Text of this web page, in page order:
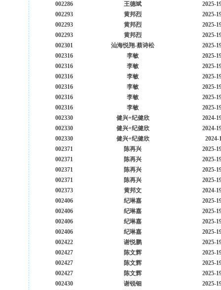
002286
王德斌
2025-
002293
黄邦烈
2025-
002293
黄邦烈
2025-
002293
黄邦烈
2025-
002301
汕海悦翔-蔡诗松
2025-
002316
李敏
2025-
002316
李敏
2025-
002316
李敏
2025-
002316
李敏
2025-
002316
李敏
2025-
002316
李敏
2025-
002330
健兴+纪健欣
2024-
002330
健兴+纪健欣
2024-
002330
健兴+纪健欣
2024-
002371
陈再兴
2025-
002371
陈再兴
2025-
002371
陈再兴
2025-
002371
陈再兴
2025-
002373
黄邦文
2024-
002406
纪琳嘉
2025-
002406
纪琳嘉
2025-
002406
纪琳嘉
2025-
002406
纪琳嘉
2025-
002422
谢悦鹏
2025-
002427
陈文辉
2025-
002427
陈文辉
2025-
002427
陈文辉
2025-
002430
谢锐钿
2025-